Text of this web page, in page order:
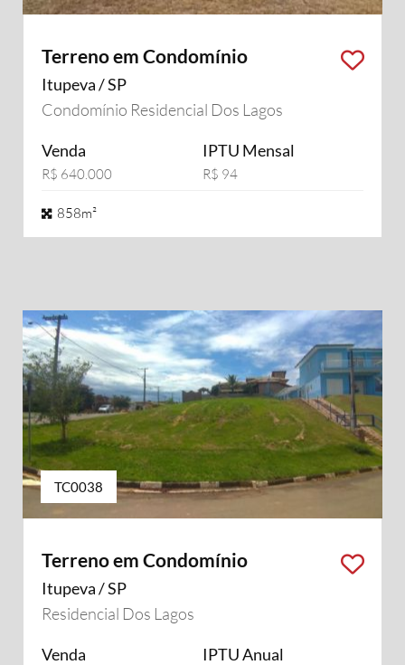
Terreno em Condomínio
Itupeva / SP
Condomínio Residencial Dos Lagos
Venda
R$ 640.000
IPTU Mensal
R$ 94
858m²
TC0038
Terreno em Condomínio
Itupeva / SP
Residencial Dos Lagos
Venda IPTU Anual